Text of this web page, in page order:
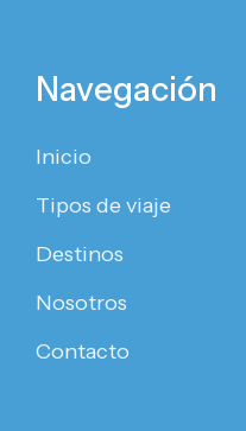
Navegación
Inicio
Tipos de viaje
Destinos
Nosotros
Contacto